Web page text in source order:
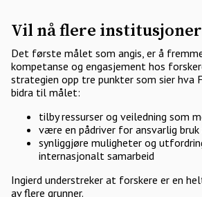
Vil nå flere institusjoner
Det første målet som angis, er å
kompetanse og engasjement hos
strategien opp tre punkter som sier hva
bidra til målet:
tilby ressurser og veiledning som
være en pådriver for ansvarlig bruk
synliggjøre muligheter og
internasjonalt samarbeid
Ingierd understreker at forskere er en
av flere grunner.